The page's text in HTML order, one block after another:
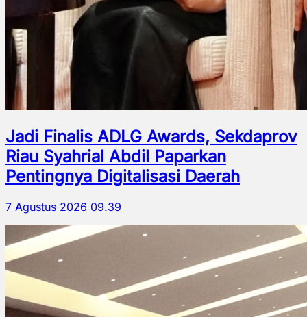
Jadi Finalis ADLG Awards, Sekdaprov
Riau Syahrial Abdil Paparkan
Pentingnya Digitalisasi Daerah
7 Agustus 2026 09.39